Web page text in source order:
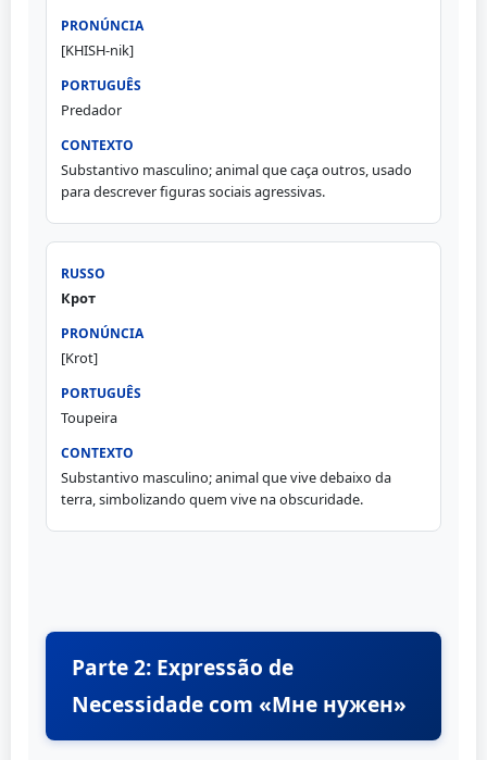
[KHISH-nik]
Predador
Substantivo masculino; animal que caça outros, usado
para descrever figuras sociais agressivas.
Крот
[Krot]
Toupeira
Substantivo masculino; animal que vive debaixo da
terra, simbolizando quem vive na obscuridade.
Parte 2: Expressão de
Necessidade com «Мне нужен»